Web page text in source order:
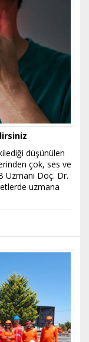
düşünülen
çok, ses ve
Uzmanı Doç. Dr.
uzmana